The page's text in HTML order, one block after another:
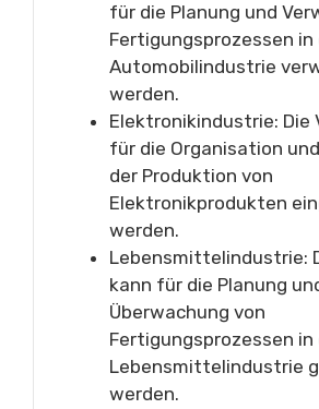
für die Planung und
Fertigungsprozessen in
Automobilindustrie
werden.
Elektronikindustrie: Die
für die Organisation
der Produktion von
Elektronikprodukten
werden.
Lebensmittelindustrie:
kann für die Planung
Überwachung von
Fertigungsprozessen in
Lebensmittelindustrie
werden.